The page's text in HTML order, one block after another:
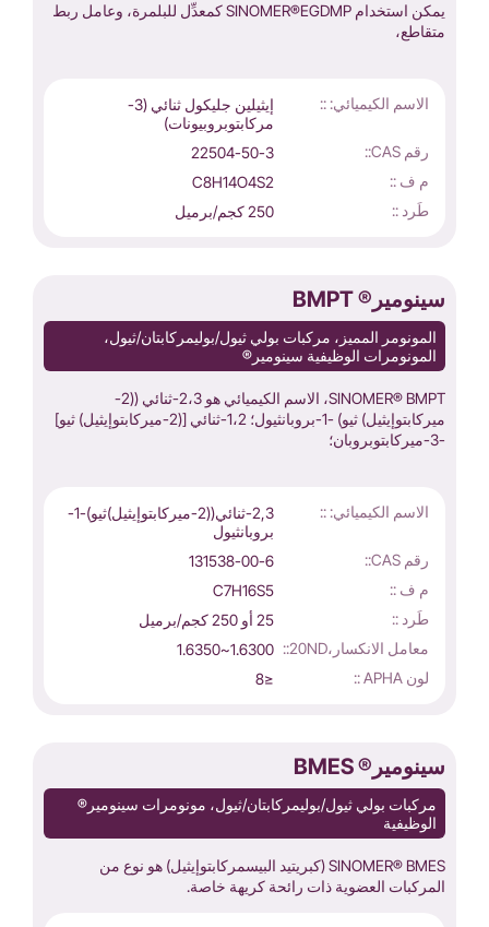
يمكن استخدام SINOMER®EGDMP كمعدِّل للبلمرة، وعامل ربط
متقاطع،
الاسم الكيميائي: ::
إيثيلين جليكول ثنائي (3-
مركابتوبروبيونات)
رقم CAS::
22504-50-3
م ف ::
C8H14O4S2
طَرد ::
250 كجم/برميل
سينومير® BMPT
المونومر المميز، مركبات بولي ثيول/بوليمركابتان/ثيول،
المونومرات الوظيفية سينومير®
SINOMER® BMPT، الاسم الكيميائي هو 2،3-ثنائي ((2-
ميركابتوإيثيل) ثيو) -1-بروبانثيول؛ 1،2-ثنائي [(2-ميركابتوإيثيل) ثيو]
-3-ميركابتوبروبان؛
الاسم الكيميائي: ::
2,3-ثنائي((2-ميركابتوإيثيل)ثيو)-1-
بروبانثيول
رقم CAS::
131538-00-6
م ف ::
C7H16S5
طَرد ::
25 أو 250 كجم/برميل
معامل الانكسار،20ND::
1.6300~1.6350
لون APHA ::
≤8
سينومير® BMES
مركبات بولي ثيول/بوليمركابتان/ثيول، مونومرات سينومير®
الوظيفية
SINOMER® BMES (كبريتيد البيسمركابتوإيثيل) هو نوع من
المركبات العضوية ذات رائحة كريهة خاصة.